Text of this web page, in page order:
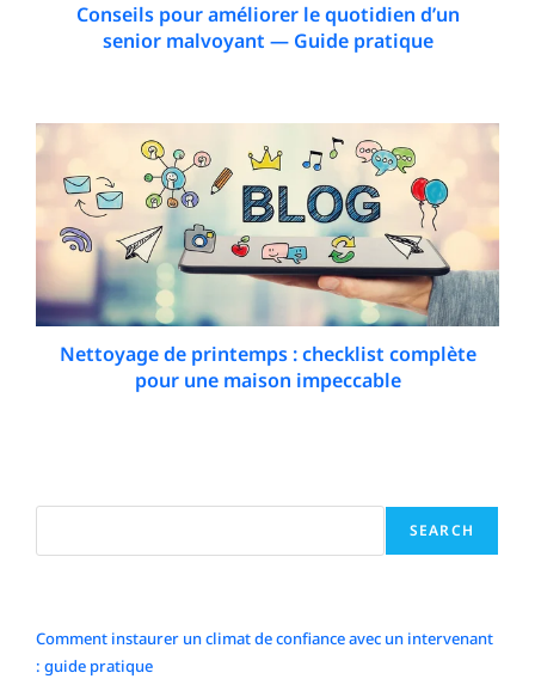
Conseils pour améliorer le quotidien d’un
senior malvoyant — Guide pratique
Nettoyage de printemps : checklist complète
pour une maison impeccable
SEARCH
Comment instaurer un climat de confiance avec un intervenant
: guide pratique